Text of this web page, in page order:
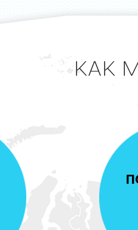
КАК